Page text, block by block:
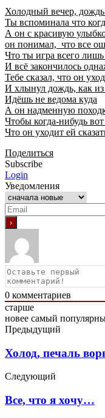
Холодный вечер,
Ты вспоминала что
А он с красивую
он понимал, что все
Что ты игра всего
И всё закончилось
Тебе сказал, что он
И хлынул дождь, как из
Идёшь не ведома куда
А он надменную
Чтобы когда-нибудь
Что он уходит ей
Поделиться
Subscribe
Login
Уведомления
0 комментариев
старше
новее самый
Предыдущий
Холод, печаль
Следующий
Все, что я хочу…